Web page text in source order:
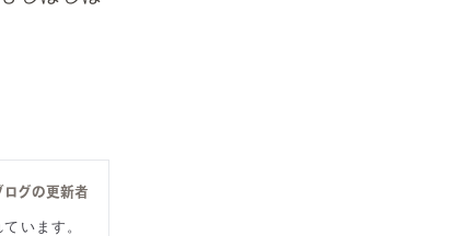
ログの更新者
います。